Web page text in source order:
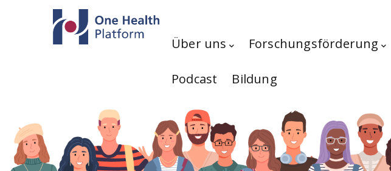
Direkt zum Inhalt
Über uns Forschungsförderung
Podcast Bildung